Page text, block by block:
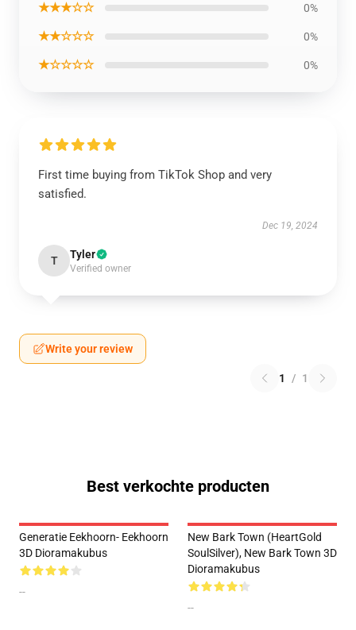
★★★☆☆ 0%
★★☆☆☆ 0%
★☆☆☆☆ 0%
First time buying from TikTok Shop and very
satisfied.
Dec 19, 2024
T Tyler
Verified owner
Write your review
1 / 1
Best verkochte producten
Generatie Eekhoorn- Eekhoorn
3D Dioramakubus
--
New Bark Town (HeartGold
SoulSilver), New Bark Town 3D
Dioramakubus
--